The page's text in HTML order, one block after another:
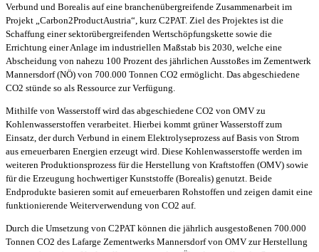
Verbund und Borealis auf eine branchenübergreifende Zusammenarbeit im
Projekt „Carbon2ProductAustria“, kurz C2PAT. Ziel des Projektes ist die
Schaffung einer sektorübergreifenden Wertschöpfungskette sowie die
Errichtung einer Anlage im industriellen Maßstab bis 2030, welche eine
Abscheidung von nahezu 100 Prozent des jährlichen Ausstoßes im Zementwerk
Mannersdorf (NÖ) von 700.000 Tonnen CO2 ermöglicht. Das abgeschiedene
CO2 stünde so als Ressource zur Verfügung.
Mithilfe von Wasserstoff wird das abgeschiedene CO2 von OMV zu
Kohlenwasserstoffen verarbeitet. Hierbei kommt grüner Wasserstoff zum
Einsatz, der durch Verbund in einem Elektrolyseprozess auf Basis von Strom
aus erneuerbaren Energien erzeugt wird. Diese Kohlenwasserstoffe werden im
weiteren Produktionsprozess für die Herstellung von Kraftstoffen (OMV) sowie
für die Erzeugung hochwertiger Kunststoffe (Borealis) genutzt. Beide
Endprodukte basieren somit auf erneuerbaren Rohstoffen und zeigen damit eine
funktionierende Weiterverwendung von CO2 auf.
Durch die Umsetzung von C2PAT können die jährlich ausgestoßenen 700.000
Tonnen CO2 des Lafarge Zementwerks Mannersdorf von OMV zur Herstellung